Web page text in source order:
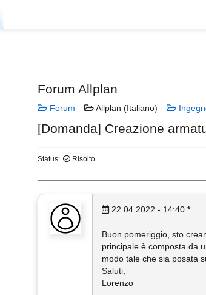
Forum Allplan
Forum Allplan (Italiano)
[Domanda] Creazione
Status: Risolto
22.04.2022 - 14:40 *
Buon pomeriggio, sto
principale è composta da
modo tale che sia posata
Saluti,
Lorenzo